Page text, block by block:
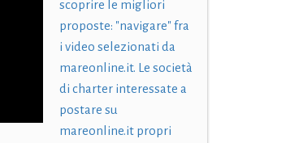
scoprire le migliori
proposte: "navigare" fra
i video selezionati da
mareonline.it. Le società
di charter interessate a
postare su
mareonline.it propri